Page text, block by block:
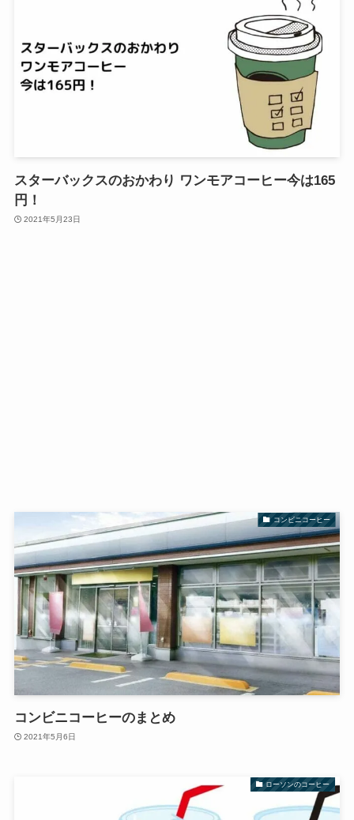
スターバックスのおかわり ワンモアコーヒー今は165
円！
2021年5月23日
コンビニコーヒー
コンビニコーヒーのまとめ
2021年5月6日
ローソンのコーヒー